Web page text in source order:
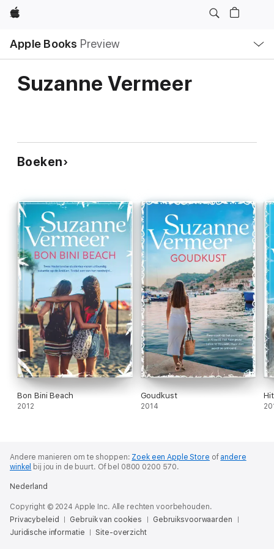
Apple
Apple Books Preview
lokaal
navigatiemenu
Suzanne Vermeer
Boeken
Bon Bini Beach
2012
Goudkust
2014
Andere manieren om te shoppen: Zoek een Apple Store of andere
winkel bij jou in de buurt. Of bel 0800 0200 570.
Nederland
Copyright © 2024 Apple Inc. Alle rechten voorbehouden.
Privacybeleid
Gebruik van cookies
Gebruiksvoorwaarden
Juridische informatie
Site-overzicht